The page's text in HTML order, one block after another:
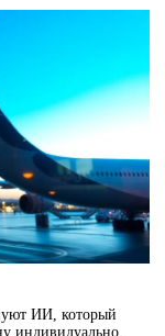
ИИ, который
индивидуально.